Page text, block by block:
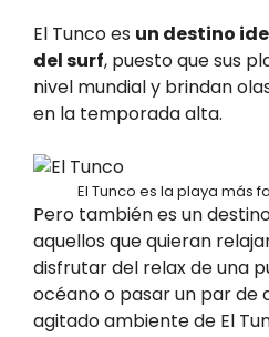
El Tunco es un destino
del surf, puesto que sus
nivel mundial y brindan
en la temporada alta.
El Tunco es la playa más
Pero también es un
aquellos que quieran
disfrutar del relax de una
océano o pasar un par de
agitado ambiente de El